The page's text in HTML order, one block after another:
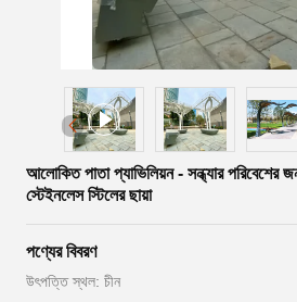
আলোকিত পাতা প্যাভিলিয়ন - সন্ধ্যার পরিবেশের
স্টেইনলেস স্টিলের ছায়া
পণ্যের বিবরণ
উৎপত্তি স্থল: চীন